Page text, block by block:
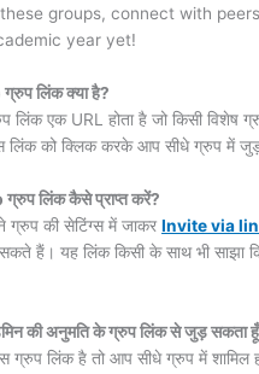
groups, connect with
year yet!
लिंक क्या है?
लिंक एक URL होता है जो किसी विशेष
लिंक को क्लिक करके आप सीधे ग्रुप में
लिंक कैसे प्राप्त करें?
ग्रुप की सेटिंग्स में जाकरInvite via
हैं। यह लिंक किसी के साथ भी साझा
की अनुमति के ग्रुप लिंक से जुड़ सकता
ग्रुप लिंक है तो आप सीधे ग्रुप में शामिल